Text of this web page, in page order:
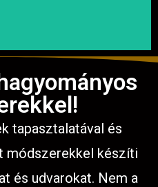
tapasztalatával és
módszerekkel készíti
és udvarokat. Nem a